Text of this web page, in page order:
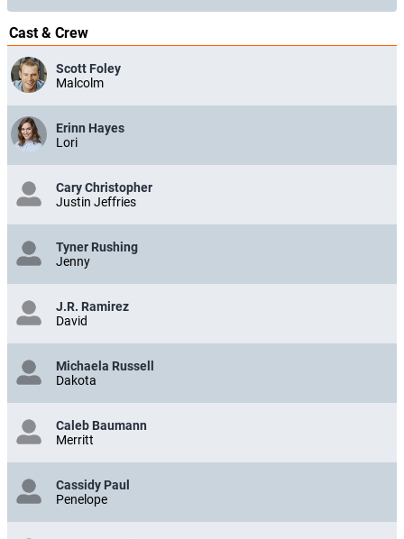
Cast & Crew
Scott Foley
Malcolm
Erinn Hayes
Lori
Cary Christopher
Justin Jeffries
Tyner Rushing
Jenny
J.R. Ramirez
David
Michaela Russell
Dakota
Caleb Baumann
Merritt
Cassidy Paul
Penelope